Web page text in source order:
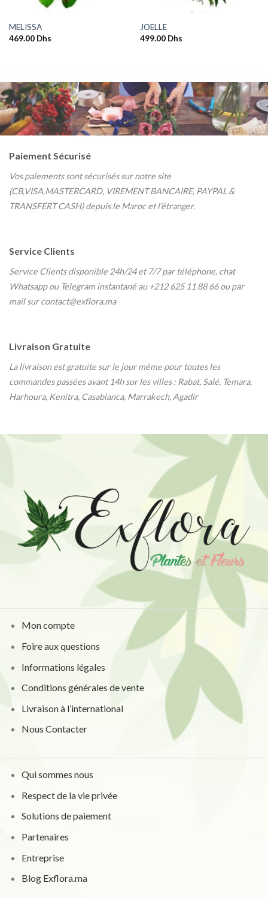
MELISSA
469.00 Dhs
JOELLE
499.00 Dhs
Paiement Sécurisé
Vos paiements sont sécurisés sur notre site
(CB,VISA,MASTERCARD, VIREMENT BANCAIRE, PAYPAL &
TRANSFERT CASH) depuis le Maroc et l'étranger.
Service Clients
Service Clients disponible 24h/24 et 7/7par téléphone, chat
Whatsapp ou Telegram instantané au +212 625 11 88 66 ou par
mail sur contact@exflora.ma
Livraison Gratuite
La livraison est gratuite sur le jour même pour toutes les
commandes passées avant 14h sur les villes : Rabat, Salé, Temara,
Harhoura, Kenitra, Casablanca, Marrakech, Agadir
Mon compte
Foire aux questions
Informations légales
Conditions générales de vente
Livraison à l’international
Nous Contacter
Qui sommes nous
Respect de la vie privée
Solutions de paiement
Partenaires
Entreprise
Blog Exflora.ma